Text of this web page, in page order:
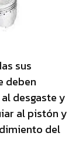
sus
deben
desgaste y
al pistón y
del